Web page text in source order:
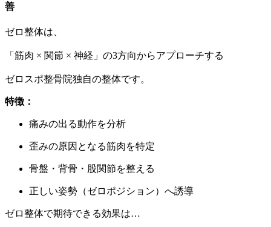
善
ゼロ整体は、
「筋肉 × 関節 × 神経」の3方向からアプローチする
ゼロスポ整骨院独自の整体です。
特徴：
痛みの出る動作を分析
歪みの原因となる筋肉を特定
骨盤・背骨・股関節を整える
正しい姿勢（ゼロポジション）へ誘導
ゼロ整体で期待できる効果は…